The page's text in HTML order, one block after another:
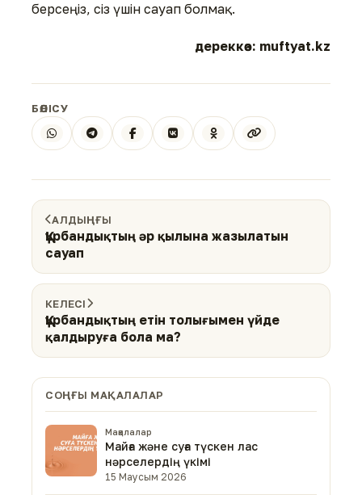
берсеңіз, сіз үшін сауап болмақ.
дереккөз: muftyat.kz
БӨЛІСУ
АЛДЫҢҒЫ
Құрбандықтың әр қылына жазылатын
сауап
КЕЛЕСІ
Құрбандықтың етін толығымен үйде
қалдыруға бола ма?
СОҢҒЫ МАҚАЛАЛАР
Мақалалар
Майға және суға түскен лас
нәрселердің үкімі
15 Маусым 2026